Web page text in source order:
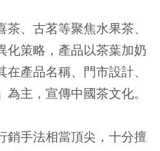
、古茗等聚焦水果茶、
化策略，產品以茶葉加奶
產品名稱、門市設計、
主，宣傳中國茶文化。
銷手法相當頂尖，十分擅